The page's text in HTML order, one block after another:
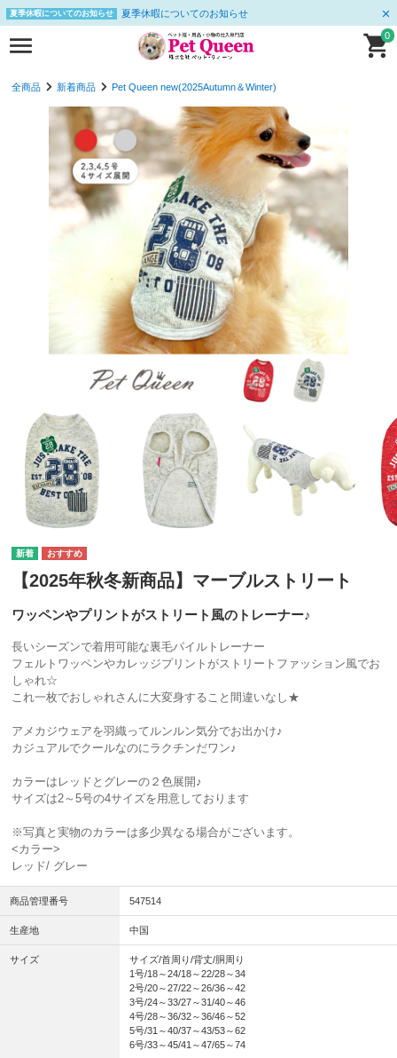
夏季休暇についてのお知らせ 夏季休暇についてのお知らせ
0
全商品 新着商品 Pet Queen new(2025Autumn＆Winter)
【2025年秋冬新商品】マーブルストリート
ワッペンやプリントがストリート風のトレーナー♪
長いシーズンで着用可能な裏毛パイルトレーナー
フェルトワッペンやカレッジプリントがストリートファッション風でお
しゃれ☆
これ一枚でおしゃれさんに大変身すること間違いなし★
アメカジウェアを羽織ってルンルン気分でお出かけ♪
カジュアルでクールなのにラクチンだワン♪
カラーはレッドとグレーの２色展開♪
サイズは2～5号の4サイズを用意しております
※写真と実物のカラーは多少異なる場合がございます。
<カラー>
レッド/ グレー
商品管理番号 547514
生産地 中国
サイズ
サイズ/首周り/背丈/胴周り
1号/18～24/18～22/28～34
2号/20～27/22～26/36～42
3号/24～33/27～31/40～46
4号/28～36/32～36/46～52
5号/31～40/37～43/53～62
6号/33～45/41～47/65～74